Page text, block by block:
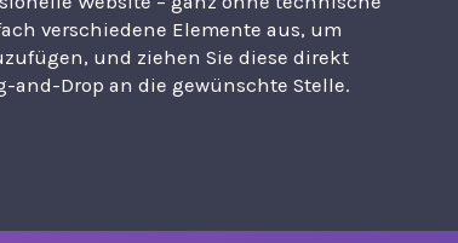
verschiedene Elemente aus, um
und ziehen Sie diese direkt
and-Drop an die gewünschte Stelle.